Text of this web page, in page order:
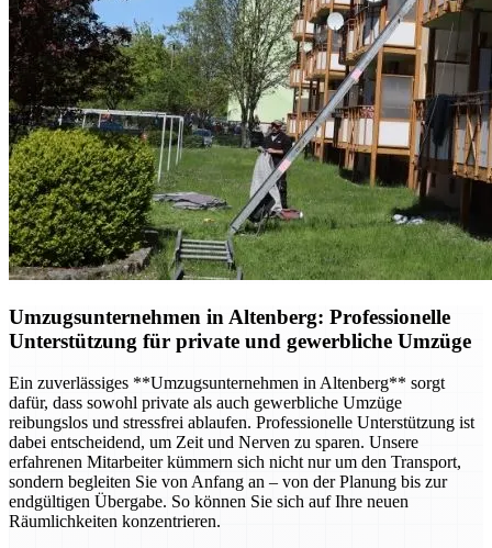
Umzugsunternehmen in Altenberg: Professionelle
Unterstützung für private und gewerbliche Umzüge
Ein zuverlässiges **Umzugsunternehmen in Altenberg** sorgt
dafür, dass sowohl private als auch gewerbliche Umzüge
reibungslos und stressfrei ablaufen. Professionelle Unterstützung ist
dabei entscheidend, um Zeit und Nerven zu sparen. Unsere
erfahrenen Mitarbeiter kümmern sich nicht nur um den Transport,
sondern begleiten Sie von Anfang an – von der Planung bis zur
endgültigen Übergabe. So können Sie sich auf Ihre neuen
Räumlichkeiten konzentrieren.